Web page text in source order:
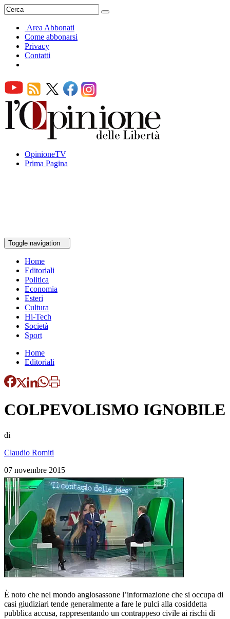
Area Abbonati
Come abbonarsi
Privacy
Contatti
OpinioneTV
Prima Pagina
Toggle navigation
Home
Editoriali
Politica
Economia
Esteri
Cultura
Hi-Tech
Società
Sport
Home
Editoriali
COLPEVOLISMO IGNOBILE
di
Claudio Romiti
07 novembre 2015
È noto che nel mondo anglosassone l’informazione che si occupa di
casi giudiziari tende generalmente a fare le pulci alla cosiddetta
pubblica accusa, rappresentando un contrappeso civile ai rischi di